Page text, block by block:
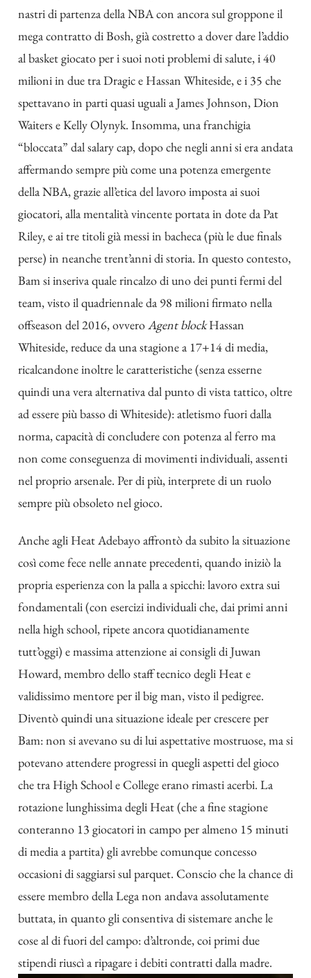
nastri di partenza della NBA con ancora sul groppone il
mega contratto di Bosh, già costretto a dover dare l’addio
al basket giocato per i suoi noti problemi di salute, i 40
milioni in due tra Dragic e Hassan Whiteside, e i 35 che
spettavano in parti quasi uguali a James Johnson, Dion
Waiters e Kelly Olynyk. Insomma, una franchigia
“bloccata” dal salary cap, dopo che negli anni si era andata
affermando sempre più come una potenza emergente
della NBA, grazie all’etica del lavoro imposta ai suoi
giocatori, alla mentalità vincente portata in dote da Pat
Riley, e ai tre titoli già messi in bacheca (più le due finals
perse) in neanche trent’anni di storia. In questo contesto,
Bam si inseriva quale rincalzo di uno dei punti fermi del
team, visto il quadriennale da 98 milioni firmato nella
offseason del 2016, ovveroAgent blockHassan
Whiteside, reduce da una stagione a 17+14 di media,
ricalcandone inoltre le caratteristiche (senza esserne
quindi una vera alternativa dal punto di vista tattico, oltre
ad essere più basso di Whiteside): atletismo fuori dalla
norma, capacità di concludere con potenza al ferro ma
non come conseguenza di movimenti individuali, assenti
nel proprio arsenale. Per di più, interprete di un ruolo
sempre più obsoleto nel gioco.
Anche agli Heat Adebayo affrontò da subito la situazione
così come fece nelle annate precedenti, quando iniziò la
propria esperienza con la palla a spicchi: lavoro extra sui
fondamentali (con esercizi individuali che, dai primi anni
nella high school, ripete ancora quotidianamente
tutt’oggi) e massima attenzione ai consigli di Juwan
Howard, membro dello staff tecnico degli Heat e
validissimo mentore per il big man, visto il pedigree.
Diventò quindi una situazione ideale per crescere per
Bam: non si avevano su di lui aspettative mostruose, ma si
potevano attendere progressi in quegli aspetti del gioco
che tra High School e College erano rimasti acerbi. La
rotazione lunghissima degli Heat (che a fine stagione
conteranno 13 giocatori in campo per almeno 15 minuti
di media a partita) gli avrebbe comunque concesso
occasioni di saggiarsi sul parquet. Conscio che la chance di
essere membro della Lega non andava assolutamente
buttata, in quanto gli consentiva di sistemare anche le
cose al di fuori del campo: d’altronde, coi primi due
stipendi riuscì a ripagare i debiti contratti dalla madre.